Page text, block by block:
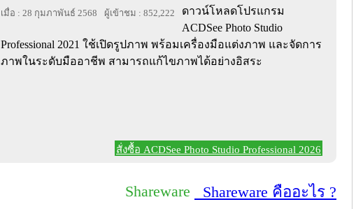
เมื่อ : 28 กุมภาพันธ์ 2568 ผู้เข้าชม : 852,222
ดาวน์โหลดโปรแกรม
ACDSee Photo Studio
Professional 2021 ใช้เปิดรูปภาพ พร้อมเครื่องมือแต่งภาพ และจัดการ
ภาพในระดับมืออาชีพ สามารถแก้ไขภาพได้อย่างอิสระ
สั่งซื้อ ACDSee Photo Studio Professional 2026
Shareware Shareware คืออะไร ?